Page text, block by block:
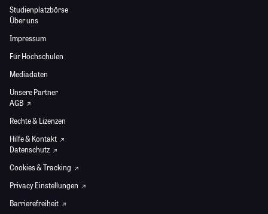
Studienplatzbörse
Über uns
Impressum
Für Hochschulen
Mediadaten
Unsere Partner
AGB
Rechte & Lizenzen
Hilfe & Kontakt
Datenschutz
Cookies & Tracking
Privacy Einstellungen
Barrierefreiheit